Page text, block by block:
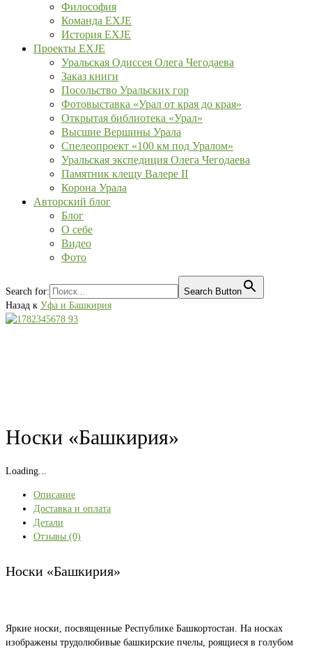
Философия
Команда EXJE
История EXJE
Проекты EXJE
Уральская Одиссея Олега Чегодаева
Заказ книги
Посольство Уральских гор
Фотовыставка «Урал от края до края»
Открытая библиотека «Урал»
Высшие Вершины Урала
Спелеопроект «100 км под Уралом»
Уральская экспедиция Олега Чегодаева
Памятник клещу Валере II
Корона Урала
Авторский блог
Блог
О себе
Видео
Фото
Search for:
Search Button
Назад к Уфа и Башкирия
Носки «Башкирия»
Loading...
Описание
Доставка и оплата
Детали
Отзывы (0)
Носки «Башкирия»
Яркие носки, посвященные Республике Башкортостан. На носках
изображены трудолюбивые башкирские пчелы, роящиеся в голубом